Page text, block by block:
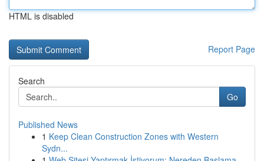
HTML is disabled
Report Page
Search
Go
Published News
1 Keep Clean Construction Zones with Western
Sydn...